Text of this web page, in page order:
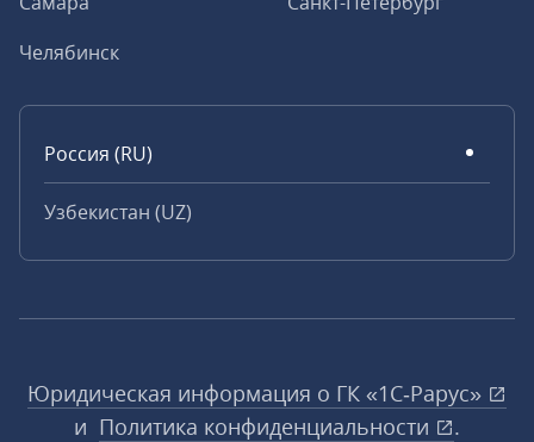
Челябинск
Россия (RU)
Узбекистан (UZ)
Юридическая информация о ГК «1С‑Рарус»
и Политика конфиденциальности
.